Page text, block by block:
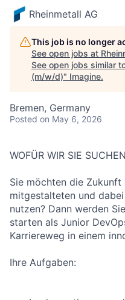
Rheinmetall AG
This job is no longer
See open jobs at
See open jobs similar
(m/w/d)" Imagine.
Bremen, Germany
Posted on May 6, 2026
WOFÜR WIR SIE SUCHEN
Sie möchten die
mitgestalteten und
nutzen? Dann werden
starten als Junior
Karriereweg in einem
Ihre Aufgaben: